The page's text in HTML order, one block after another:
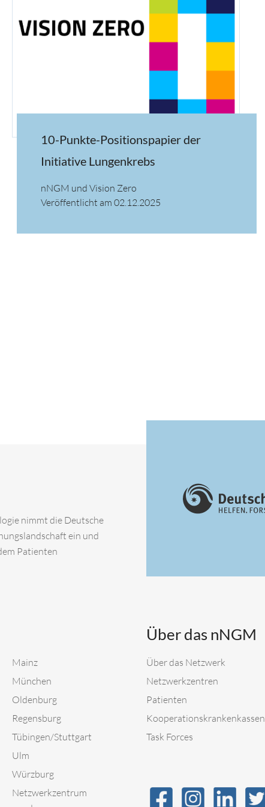
10-Punkte-Positionspapier der
Initiative Lungenkrebs
nNGM und Vision Zero
Veröffentlicht am 02.12.2025
nimmt die Deutsche
ein und
Patienten
Mainz
München
Oldenburg
Regensburg
Tübingen/Stuttgart
Ulm
Würzburg
Netzwerkzentrum
Über das nNGM
Über das Netzwerk
Netzwerkzentren
Patienten
Kooperationskrankenkassen
Task Forces